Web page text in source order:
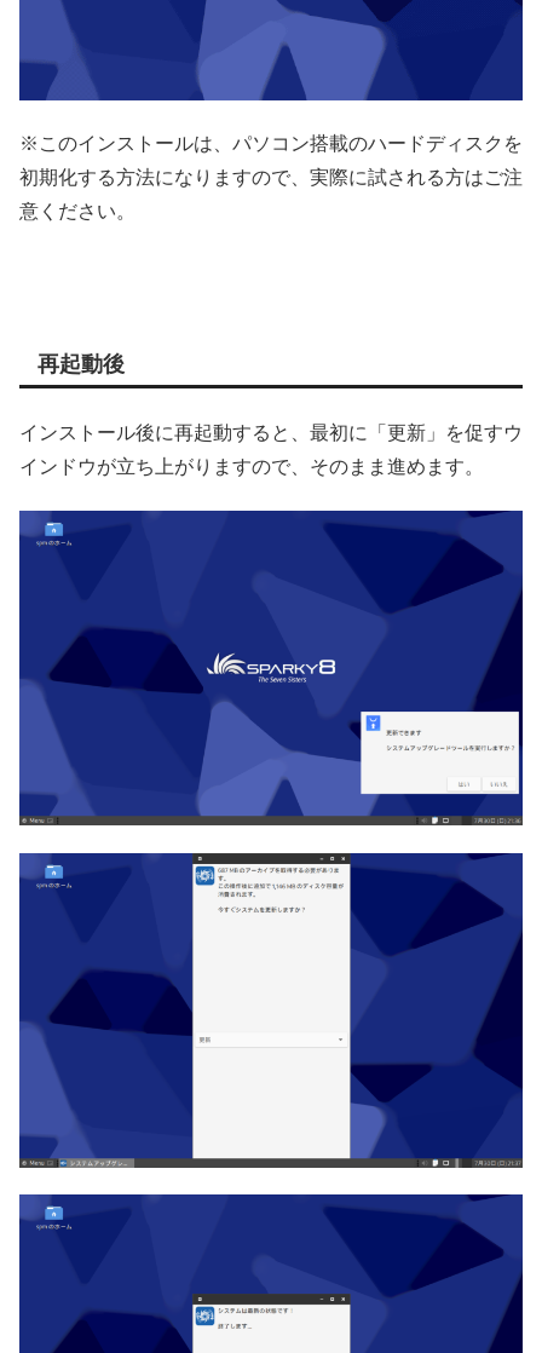
※このインストールは、パソコン搭載のハードディスクを
初期化する方法になりますので、実際に試される方はご注
意ください。
再起動後
インストール後に再起動すると、最初に「更新」を促すウ
インドウが立ち上がりますので、そのまま進めます。